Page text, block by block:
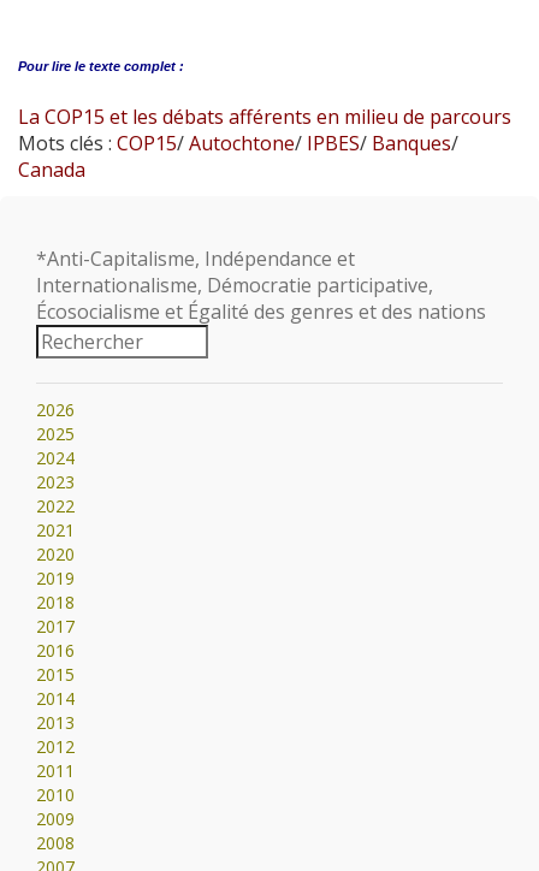
Pour lire le texte complet :
La COP15 et les débats afférents en milieu de parcours
Mots clés : COP15/Autochtone/ IPBES/ Banques/
Canada
*Anti-Capitalisme, Indépendance et
Internationalisme, Démocratie participative,
Écosocialisme et Égalité des genres et des nations
2026
2025
2024
2023
2022
2021
2020
2019
2018
2017
2016
2015
2014
2013
2012
2011
2010
2009
2008